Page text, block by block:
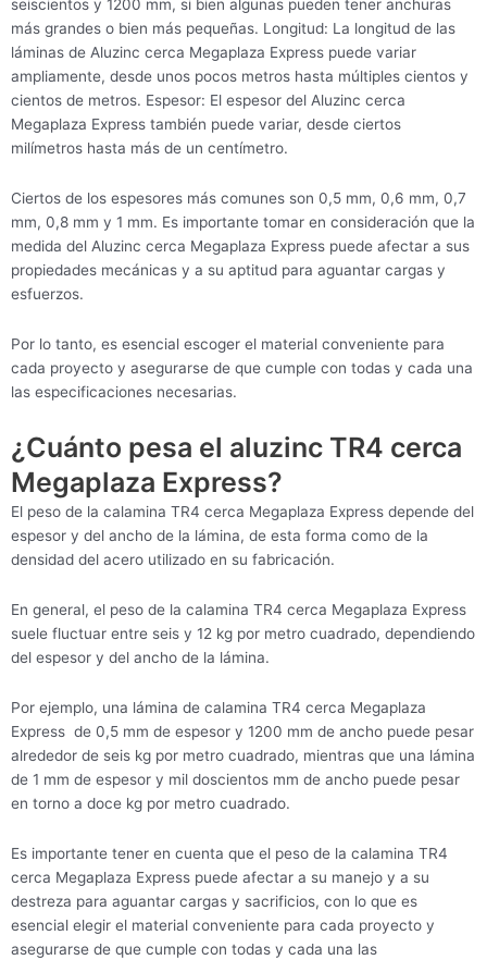
seiscientos y 1200 mm, si bien algunas pueden tener anchuras
más grandes o bien más pequeñas. Longitud: La longitud de las
láminas de Aluzinc cerca Megaplaza Express puede variar
ampliamente, desde unos pocos metros hasta múltiples cientos y
cientos de metros. Espesor: El espesor del Aluzinc cerca
Megaplaza Express también puede variar, desde ciertos
milímetros hasta más de un centímetro.
Ciertos de los espesores más comunes son 0,5 mm, 0,6 mm, 0,7
mm, 0,8 mm y 1 mm. Es importante tomar en consideración que la
medida del Aluzinc cerca Megaplaza Express puede afectar a sus
propiedades mecánicas y a su aptitud para aguantar cargas y
esfuerzos.
Por lo tanto, es esencial escoger el material conveniente para
cada proyecto y asegurarse de que cumple con todas y cada una
las especificaciones necesarias.
¿Cuánto pesa el aluzinc TR4 cerca
Megaplaza Express?
El peso de la calamina TR4 cerca Megaplaza Express depende del
espesor y del ancho de la lámina, de esta forma como de la
densidad del acero utilizado en su fabricación.
En general, el peso de la calamina TR4 cerca Megaplaza Express
suele fluctuar entre seis y 12 kg por metro cuadrado, dependiendo
del espesor y del ancho de la lámina.
Por ejemplo, una lámina de calamina TR4 cerca Megaplaza
Express de 0,5 mm de espesor y 1200 mm de ancho puede pesar
alrededor de seis kg por metro cuadrado, mientras que una lámina
de 1 mm de espesor y mil doscientos mm de ancho puede pesar
en torno a doce kg por metro cuadrado.
Es importante tener en cuenta que el peso de la calamina TR4
cerca Megaplaza Express puede afectar a su manejo y a su
destreza para aguantar cargas y sacrificios, con lo que es
esencial elegir el material conveniente para cada proyecto y
asegurarse de que cumple con todas y cada una las